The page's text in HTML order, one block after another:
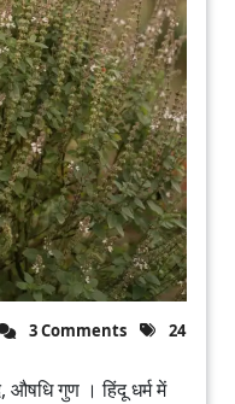
3 Comments
24
गुण । हिंदू धर्म में